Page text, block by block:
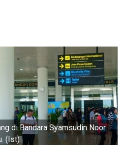
di Bandara Syamsudin Noor
(Ist)